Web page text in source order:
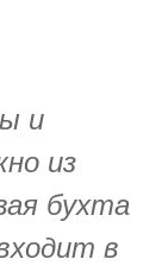
и
из
бухта
в